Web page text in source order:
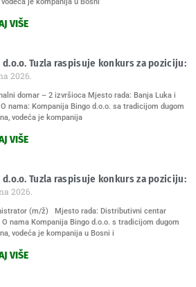
VIŠE
d.o.o. Tuzla raspisuje konkurs za poziciju:
2026.
domar – 2 izvršioca Mjesto rada: Banja Luka i
nama: Kompanija Bingo d.o.o. sa tradicijom dugom
vodeća je kompanija
VIŠE
d.o.o. Tuzla raspisuje konkurs za poziciju:
2026.
(m/ž) Mjesto rada: Distributivni centar
nama Kompanija Bingo d.o.o. s tradicijom dugom
vodeća je kompanija u Bosni i
VIŠE